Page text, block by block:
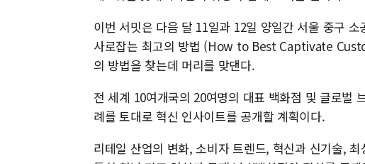
이번 서밋은 다음 달 11일과 12일 양일간 서울 중구
사로잡는 최고의 방법 (How to Best Captivate
의 방법을 찾는데 머리를 맞댄다.
전 세계 10여개국의 20여명의 대표 백화점 및 글로벌
례를 토대로 혁신 인사이트를 공개할 계획이다.
리테일 산업의 변화, 소비자 트렌드, 혁신과 신기술,